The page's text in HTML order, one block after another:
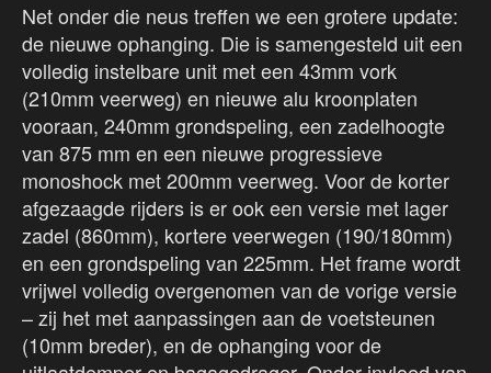
Net onder die neus treffen we een grotere update:
de nieuwe ophanging. Die is samengesteld uit een
volledig instelbare unit met een 43mm vork
(210mm veerweg) en nieuwe alu kroonplaten
vooraan, 240mm grondspeling, een zadelhoogte
van 875 mm en een nieuwe progressieve
monoshock met 200mm veerweg. Voor de korter
afgezaagde rijders is er ook een versie met lager
zadel (860mm), kortere veerwegen (190/180mm)
en een grondspeling van 225mm. Het frame wordt
vrijwel volledig overgenomen van de vorige versie
– zij het met aanpassingen aan de voetsteunen
(10mm breder), en de ophanging voor de